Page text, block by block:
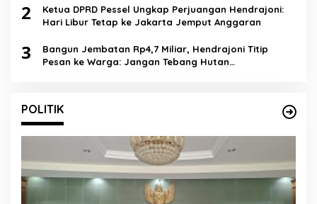
2
Ketua DPRD Pessel Ungkap Perjuangan Hendrajoni:
Hari Libur Tetap ke Jakarta Jemput Anggaran
3
Bangun Jembatan Rp4,7 Miliar, Hendrajoni Titip
Pesan ke Warga: Jangan Tebang Hutan
POLITIK